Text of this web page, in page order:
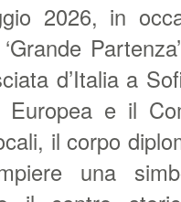
2026, in
d’Italia a
Europea e il
il corpo
una